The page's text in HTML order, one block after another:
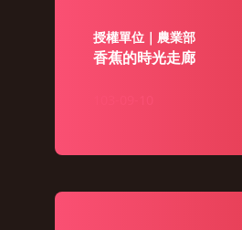
授權單位｜農業部
香蕉的時光走廊